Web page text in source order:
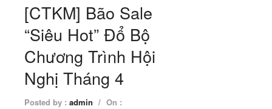
[CTKM] Bão Sale
“Siêu Hot” Đổ Bộ
Chương Trình Hội
Nghị Tháng 4
Posted by : admin / On :